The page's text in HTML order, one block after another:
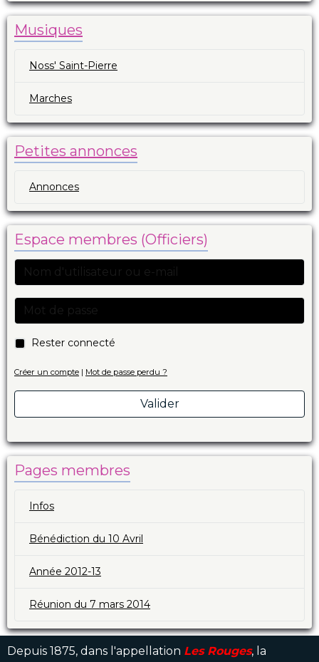
Musiques
Noss' Saint-Pierre
Marches
Petites annonces
Annonces
Espace membres (Officiers)
Rester connecté
Créer un compte | Mot de passe perdu ?
Valider
Pages membres
Infos
Bénédiction du 10 Avril
Année 2012-13
Réunion du 7 mars 2014
Depuis 1875, dans l'appellation Les Rouges, la